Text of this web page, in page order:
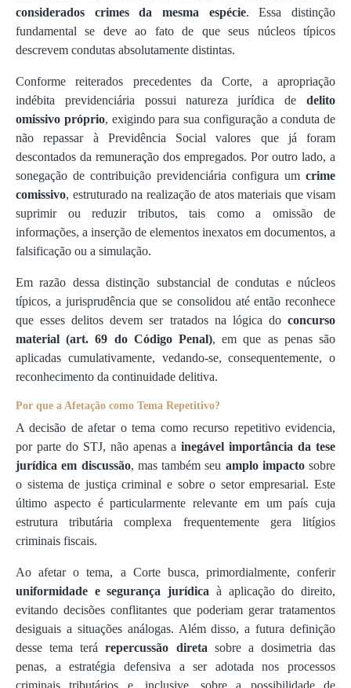
considerados crimes da mesma espécie. Essa distinção
fundamental se deve ao fato de que seus núcleos típicos
descrevem condutas absolutamente distintas.
Conforme reiterados precedentes da Corte, a apropriação
indébita previdenciária possui natureza jurídica de delito
omissivo próprio, exigindo para sua configuração a conduta de
não repassar à Previdência Social valores que já foram
descontados da remuneração dos empregados. Por outro lado, a
sonegação de contribuição previdenciária configura um crime
comissivo, estruturado na realização de atos materiais que visam
suprimir ou reduzir tributos, tais como a omissão de
informações, a inserção de elementos inexatos em documentos, a
falsificação ou a simulação.
Em razão dessa distinção substancial de condutas e núcleos
típicos, a jurisprudência que se consolidou até então reconhece
que esses delitos devem ser tratados na lógica do concurso
material (art. 69 do Código Penal), em que as penas são
aplicadas cumulativamente, vedando-se, consequentemente, o
reconhecimento da continuidade delitiva.
Por que a Afetação como Tema Repetitivo?
A decisão de afetar o tema como recurso repetitivo evidencia,
por parte do STJ, não apenas ainegável importância da tese
jurídica em discussão, mas também seu amplo impactosobre
o sistema de justiça criminal e sobre o setor empresarial. Este
último aspecto é particularmente relevante em um país cuja
estrutura tributária complexa frequentemente gera litígios
criminais fiscais.
Ao afetar o tema, a Corte busca, primordialmente, conferir
uniformidade e segurança jurídica à aplicação do direito,
evitando decisões conflitantes que poderiam gerar tratamentos
desiguais a situações análogas. Além disso, a futura definição
desse tema terárepercussão direta sobre a dosimetria das
penas, a estratégia defensiva a ser adotada nos processos
criminais tributários e, inclusive, sobre a possibilidade de